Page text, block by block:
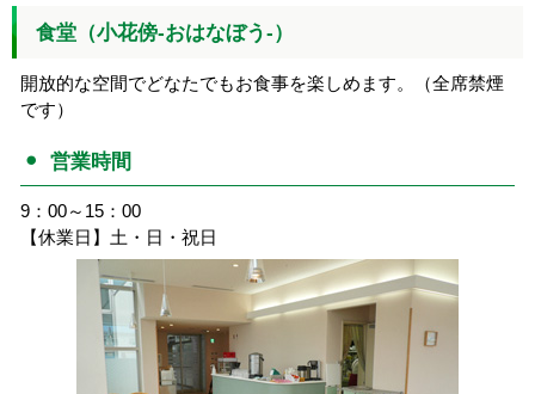
食堂（小花傍-おはなぼう-）
開放的な空間でどなたでもお食事を楽しめます。（全席禁煙
です）
営業時間
9：00～15：00
【休業日】土・日・祝日